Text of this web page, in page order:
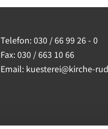
Telefon:030 / 66 99 26 - 0
Fax: 030 / 663 10 66
Email: kuesterei@kirche-